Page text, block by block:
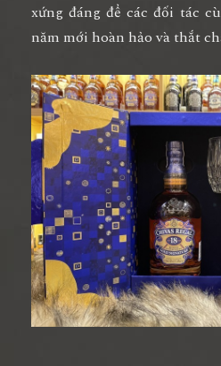
xứng đáng để các đối tác
năm mới hoàn hảo và thắt